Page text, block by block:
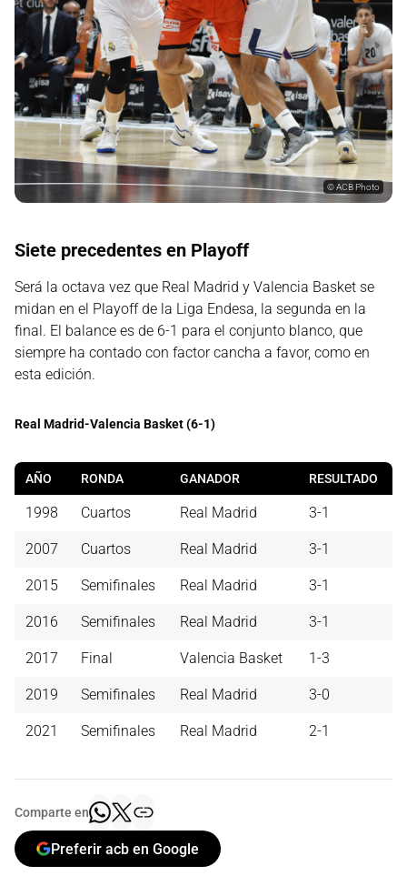
©ACB Photo
Siete precedentes en Playoff
Será la octava vez que Real Madrid y Valencia Basket se
midan en el Playoff de la Liga Endesa, la segunda en la
final. El balance es de 6-1 para el conjunto blanco, que
siempre ha contado con factor cancha a favor, como en
esta edición.
Real Madrid-Valencia Basket (6-1)
AÑO RONDA GANADOR RESULTADO
1998 Cuartos Real Madrid 3-1
2007 Cuartos Real Madrid 3-1
2015 Semifinales Real Madrid 3-1
2016 Semifinales Real Madrid 3-1
2017 Final Valencia Basket 1-3
2019 Semifinales Real Madrid 3-0
2021 Semifinales Real Madrid 2-1
Comparte en
Preferir acb en Google